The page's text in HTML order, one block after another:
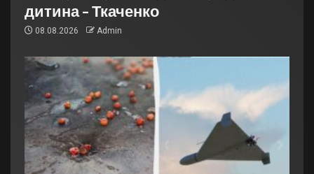
дитина – Ткаченко
08.08.2026 Admin